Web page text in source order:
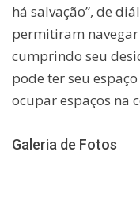
há salvação”, de
permitiram navegar
cumprindo seu
pode ter seu
ocupar espaços na
Galeria de Fotos